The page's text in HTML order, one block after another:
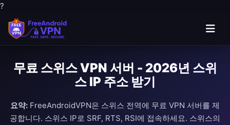
?
무료 스위스 VPN 서버 - 2026년 스위
스 IP 주소 받기
요약: FreeAndroidVPN은 스위스 전역에 무료 VPN 서버를 제
공합니다. 스위스 IP로 SRF, RTS, RSI에 접속하세요. 스위스의